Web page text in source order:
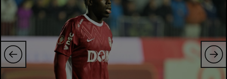
Cupa României
Echipa Națională
U21
Fotbal feminin